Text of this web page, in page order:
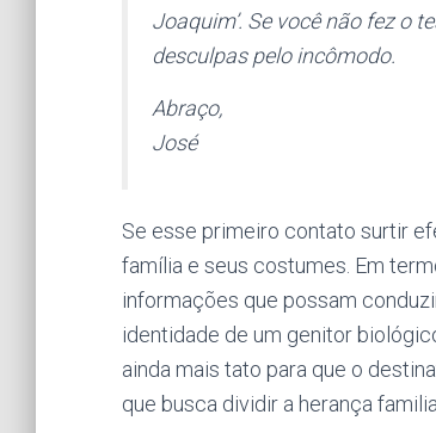
Joaquim’. Se você não fez o
desculpas pelo incômodo.
Abraço,
José
Se esse primeiro contato surtir
família e seus costumes. Em
informações que possam
identidade de um genitor
ainda mais tato para que o
que busca dividir a herança